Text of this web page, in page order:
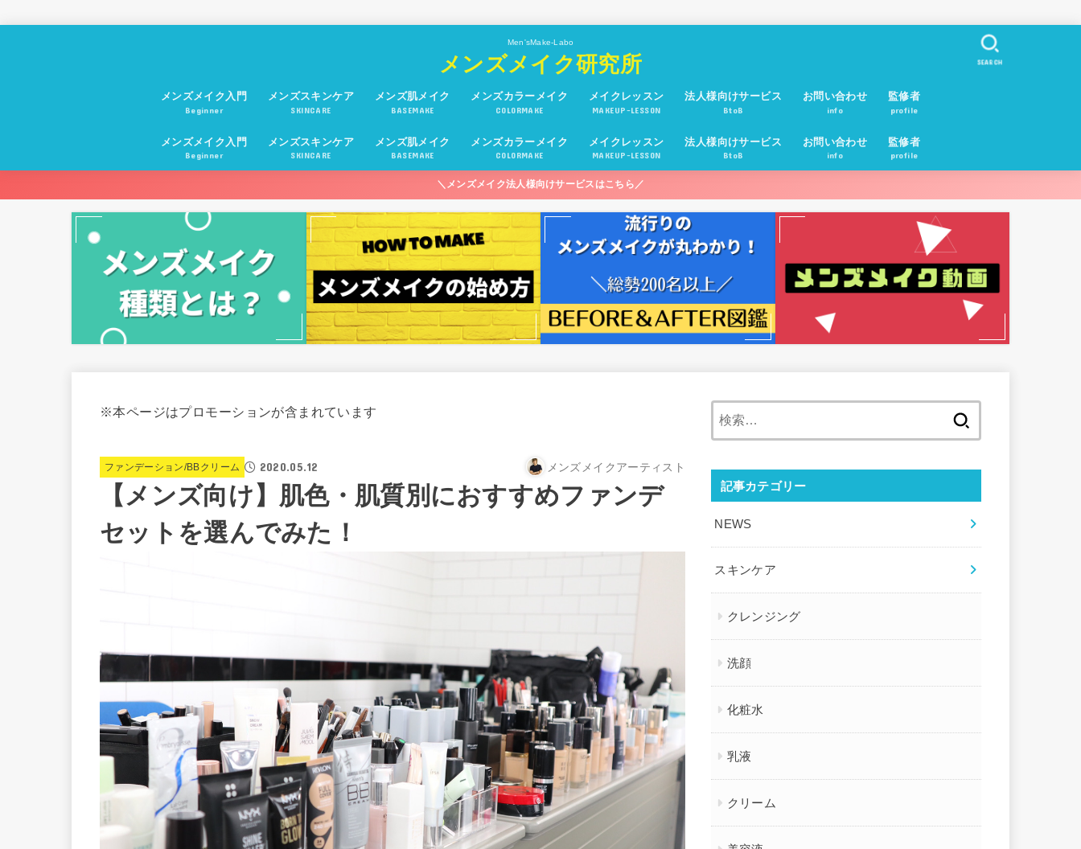
Men'sMake-Labo
メンズメイク研究所
メンズメイク入門
Beginner
メンズスキンケア
SKINCARE
メンズ肌メイク
BASEMAKE
メンズカラーメイク
COLORMAKE
メイクレッスン
MAKEUP-LESSON
法人様向けサービス
BtoB
お問い合わせ
info
監修者
profile
メンズメイク入門
Beginner
メンズスキンケア
SKINCARE
メンズ肌メイク
BASEMAKE
メンズカラーメイク
COLORMAKE
メイクレッスン
MAKEUP-LESSON
法人様向けサービス
BtoB
お問い合わせ
info
監修者
profile
SEARCH
＼メンズメイク法人様向けサービスはこちら／
※本ページはプロモーションが含まれています
ファンデーション/BBクリーム 2020.05.12 メンズメイクアーティスト
【メンズ向け】肌色・肌質別におすすめファンデ
セットを選んでみた！
記事カテゴリー
NEWS
スキンケア
クレンジング
洗顔
化粧水
乳液
クリーム